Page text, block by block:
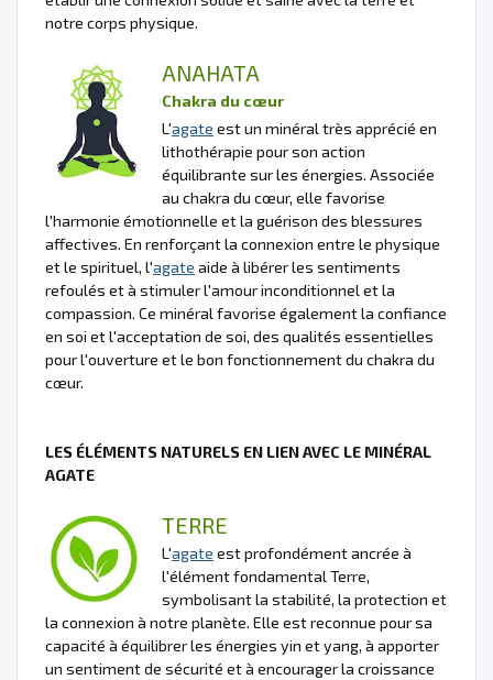
notre corps physique.
ANAHATA
Chakra du cœur
L'agate est un minéral très apprécié en
lithothérapie pour son action
équilibrante sur les énergies. Associée
au chakra du cœur, elle favorise
l'harmonie émotionnelle et la guérison des blessures
affectives. En renforçant la connexion entre le physique
et le spirituel, l'agate aide à libérer les sentiments
refoulés et à stimuler l'amour inconditionnel et la
compassion. Ce minéral favorise également la confiance
en soi et l'acceptation de soi, des qualités essentielles
pour l'ouverture et le bon fonctionnement du chakra du
cœur.
LES ÉLÉMENTS NATURELS EN LIEN AVEC LE MINÉRAL
AGATE
TERRE
L'agate est profondément ancrée à
l'élément fondamental Terre,
symbolisant la stabilité, la protection et
la connexion à notre planète. Elle est reconnue pour sa
capacité à équilibrer les énergies yin et yang, à apporter
un sentiment de sécurité et à encourager la croissance